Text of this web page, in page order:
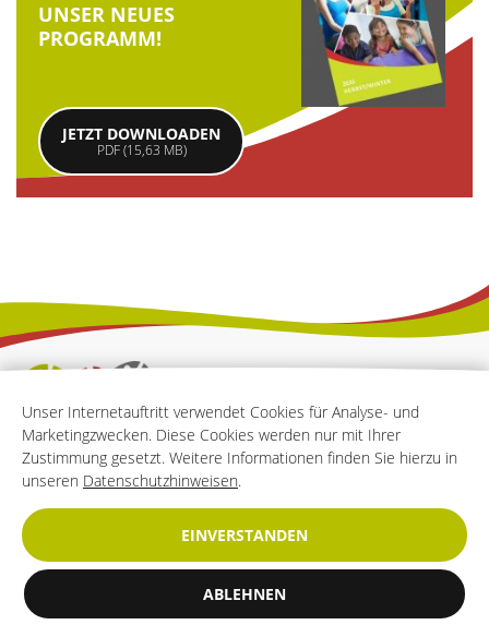
UNSER NEUES
PROGRAMM!
JETZT DOWNLOADEN
PDF (15,63 MB)
FIB IN BENSBERG
Sattlerweg 8
51429 Bergisch Gladbach
Tel.: 02204 – 40 44 50
Bürozeiten
Mo, Mi - Fr 09:00 - 12:00 Uhr,
Di & Do 15:00 - 17:00 Uhr
Unser Internetauftritt verwendet Cookies für Analyse- und
Marketingzwecken. Diese Cookies werden nur mit Ihrer
Zustimmung gesetzt. Weitere Informationen finden Sie hierzu in
unseren Datenschutzhinweisen.
EINVERSTANDEN
ABLEHNEN